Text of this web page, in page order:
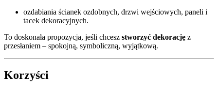
ozdabiania ścianek ozdobnych, drzwi wejściowych, paneli i
tacek dekoracyjnych.
To doskonała propozycja, jeśli chcesz stworzyć dekorację z
przesłaniem – spokojną, symboliczną, wyjątkową.
Korzyści